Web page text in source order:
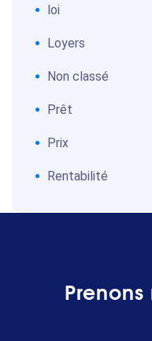
loi
Loyers
Non classé
Prêt
Prix
Rentabilité